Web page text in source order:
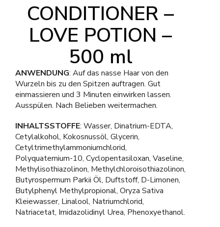
CONDITIONER –
LOVE POTION –
500 ml
ANWENDUNG: Auf das nasse Haar von den
Wurzeln bis zu den Spitzen auftragen. Gut
einmassieren und 3 Minuten einwirken lassen.
Ausspülen. Nach Belieben weitermachen.
INHALTSSTOFFE: Wasser, Dinatrium-EDTA,
Cetylalkohol, Kokosnussöl, Glycerin,
Cetyltrimethylammoniumchlorid,
Polyquaternium-10, Cyclopentasiloxan, Vaseline,
Methylisothiazolinon, Methylchloroisothiazolinon,
Butyrospermum Parkii Öl, Duftstoff, D-Limonen,
Butylphenyl Methylpropional, Oryza Sativa
Kleiewasser, Linalool, Natriumchlorid,
Natriacetat, Imidazolidinyl Urea, Phenoxyethanol.